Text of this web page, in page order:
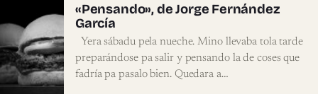
«Pensando», de Jorge Fernández
García
Yera sábadu pela nueche. Mino llevaba tola tarde
preparándose pa salir y pensando la de coses que
fadría pa pasalo bien. Quedara a…